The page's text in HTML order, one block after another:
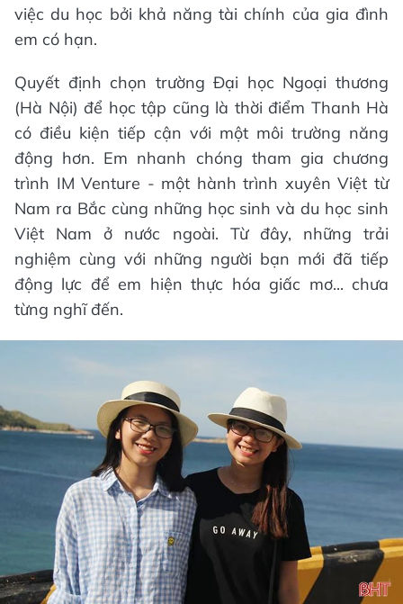
việc du học bởi khả năng tài chính của gia đình
em có hạn.
Quyết định chọn trường Đại học Ngoại thương
(Hà Nội) để học tập cũng là thời điểm Thanh Hà
có điều kiện tiếp cận với một môi trường năng
động hơn. Em nhanh chóng tham gia chương
trình IM Venture - một hành trình xuyên Việt từ
Nam ra Bắc cùng những học sinh và du học sinh
Việt Nam ở nước ngoài. Từ đây, những trải
nghiệm cùng với những người bạn mới đã tiếp
động lực để em hiện thực hóa giấc mơ... chưa
từng nghĩ đến.